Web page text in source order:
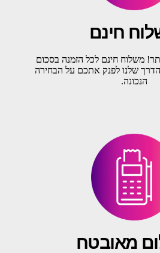
חינם
משלוח חינם לכל הזמנה בסכום
ש"ח – הדרך שלנו לפנק אתכם על הבחירה
הנכונה.
מאובטח